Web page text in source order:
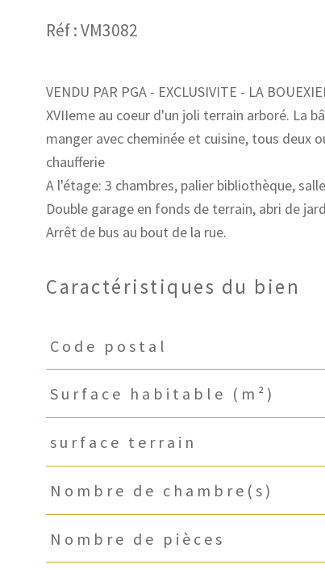
Réf : VM3082
VENDU PAR PGA - EXCLUSIVITE - LA
XVIIeme au coeur d'un joli terrain arboré. La
manger avec cheminée et cuisine, tous deux
chaufferie
A l'étage: 3 chambres, palier bibliothèque,
Double garage en fonds de terrain, abri de
Caractéristiques du bien
Caractéristiques Valeurs
Code postal
Surface habitable (m²)
surface terrain
Nombre de chambre(s)
Nombre de pièces